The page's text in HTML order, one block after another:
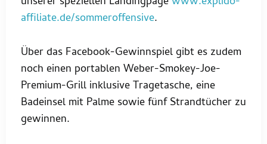
affiliate.de/sommeroffensive.
Über das Facebook-Gewinnspiel gibt es zudem
noch einen portablen Weber-Smokey-Joe-
Premium-Grill inklusive Tragetasche, eine
Badeinsel mit Palme sowie fünf Strandtücher zu
gewinnen.